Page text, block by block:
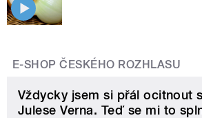
E-SHOP ČESKÉHO ROZHLASU
Vždycky jsem si přál ocitnout
Julese Verna. Teď se mi to